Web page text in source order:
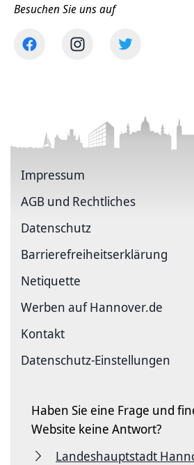
Besuchen Sie uns auf
Impressum
AGB und Rechtliches
Datenschutz
Barriere­freiheits­erklärung
Netiquette
Werben auf Hannover.de
Kontakt
Datenschutz-Einstellungen
Haben Sie eine Frage und
Website keine Antwort?
Landeshauptstadt